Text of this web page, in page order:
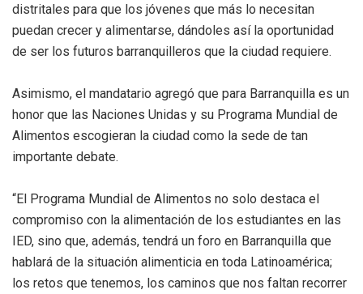
distritales para que los jóvenes que más lo necesitan
puedan crecer y alimentarse, dándoles así la oportunidad
de ser los futuros barranquilleros que la ciudad requiere.
Asimismo, el mandatario agregó que para Barranquilla es un
honor que las Naciones Unidas y su Programa Mundial de
Alimentos escogieran la ciudad como la sede de tan
importante debate.
“El Programa Mundial de Alimentos no solo destaca el
compromiso con la alimentación de los estudiantes en las
IED, sino que, además, tendrá un foro en Barranquilla que
hablará de la situación alimenticia en toda Latinoamérica;
los retos que tenemos, los caminos que nos faltan recorrer